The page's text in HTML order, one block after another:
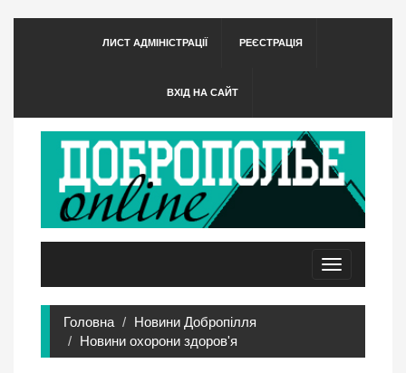
ЛИСТ АДМІНІСТРАЦІЇ РЕЄСТРАЦІЯ
ВХІД НА САЙТ
Toggle
navigation
Головна
Новини Добропілля
Новини охорони здоров'я